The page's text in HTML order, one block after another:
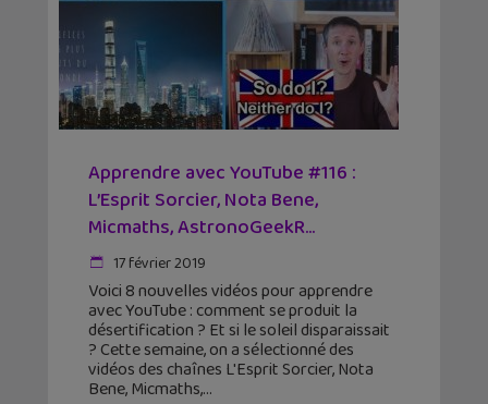
Apprendre avec YouTube #116 :
L’Esprit Sorcier, Nota Bene,
Micmaths, AstronoGeekR...
17 février 2019
Voici 8 nouvelles vidéos pour apprendre
avec YouTube : comment se produit la
désertification ? Et si le soleil disparaissait
? Cette semaine, on a sélectionné des
vidéos des chaînes L'Esprit Sorcier, Nota
Bene, Micmaths,